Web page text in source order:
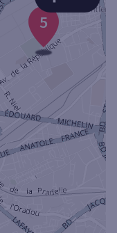
5